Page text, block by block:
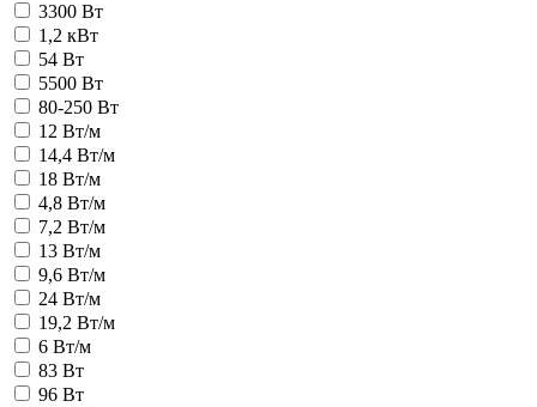
3300 Вт
1,2 кВт
54 Вт
5500 Вт
80-250 Вт
12 Вт/м
14,4 Вт/м
18 Вт/м
4,8 Вт/м
7,2 Вт/м
13 Вт/м
9,6 Вт/м
24 Вт/м
19,2 Вт/м
6 Вт/м
83 Вт
96 Вт